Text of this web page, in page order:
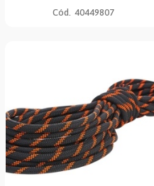
Cód. 40449807